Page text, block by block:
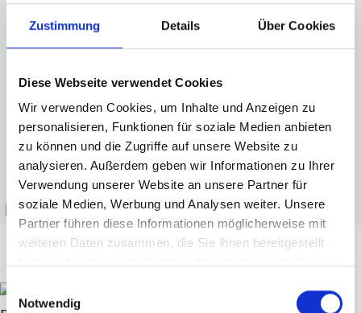
Zustimmung Details Über Cookies
Diese Webseite verwendet Cookies
Wir verwenden Cookies, um Inhalte und Anzeigen zu
personalisieren, Funktionen für soziale Medien anbieten
zu können und die Zugriffe auf unsere Website zu
analysieren. Außerdem geben wir Informationen zu Ihrer
Verwendung unserer Website an unsere Partner für
soziale Medien, Werbung und Analysen weiter. Unsere
Partner führen diese Informationen möglicherweise mit
weiteren Daten zusammen, die Sie ihnen bereitgestellt
Einwilligungsauswahl
Notwendig
Ostendstraße 80-90
90482 Nürnberg
marine-solutions@baumueller.com
+49 911 / 5432-0
Entdecken Sie mehr über Baumüller Anlagen-
Systemtechnik